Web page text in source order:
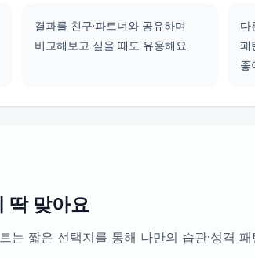
결과를 친구·파트너와 공유하며
비교해보고 싶을 때도 유용해요.
다
패
좋
딱 맞아요
는 짧은 선택지를 통해 나만의 습관·성격